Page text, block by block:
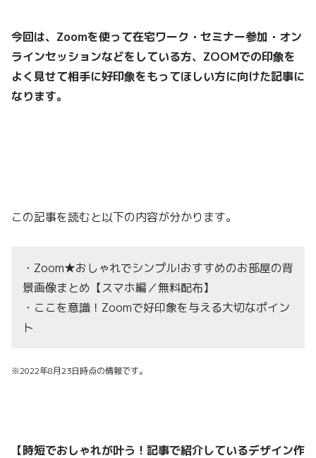
今回は、Zoomを使って在宅ワーク・セミナー参加・オン
ラインセッションなどをしている方、ZOOMでの印象を
よく見せて相手に好印象をもってほしい方に向けた記事に
なります。
この記事を読むと以下の内容が分かります。
・Zoom★おしゃれでシンプル!おすすめのお部屋の背
景画像まとめ【スマホ編／無料配布】
・ここを意識！Zoomで好印象を与える大切なポイン
ト
※2022年8月23日時点の情報です。
【時短でおしゃれが叶う！記事で紹介しているデザイン作